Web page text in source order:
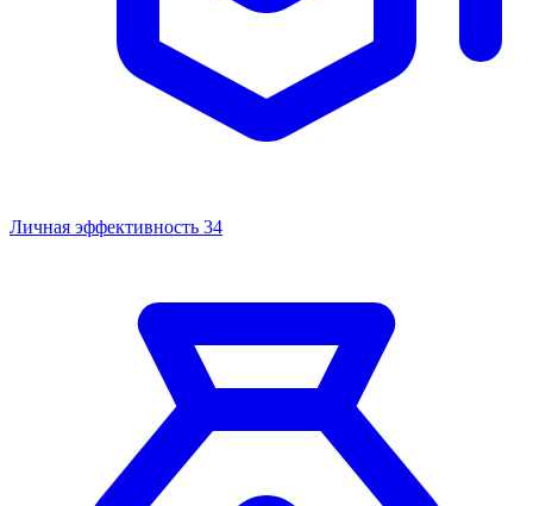
Личная эффективность 34